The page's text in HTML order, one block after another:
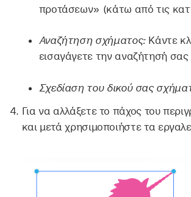
προτάσεων» (κάτω από τις
Αναζήτηση σχήματος:Κάντε
εισαγάγετε την αναζήτησή
Σχεδίαση του δικού σας
Για να αλλάξετε το πάχος του
και μετά χρησιμοποιήστε τα